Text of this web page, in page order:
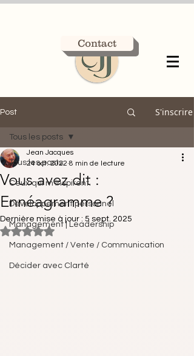
Contact
Post S'inscrire
Tous les posts
Ceux qui m'inspirent.
Développement personnel
Management | Leadership
Management / Vente / Communication
Décider avec Clarté
Tous les posts
Vous avez dit :
Ennéagramme ?
Jean Jacques
24 oct. 2022 8 min de lecture
Dernière mise à jour : 5 sept. 2025
Noté NaN étoiles sur 5.